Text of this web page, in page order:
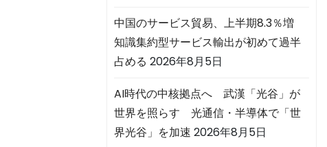
中国のサービス貿易、上半期8.3％増
知識集約型サービス輸出が初めて過半
占める 2026年8月5日
AI時代の中核拠点へ 武漢「光谷」が
世界を照らす 光通信・半導体で「世
界光谷」を加速 2026年8月5日